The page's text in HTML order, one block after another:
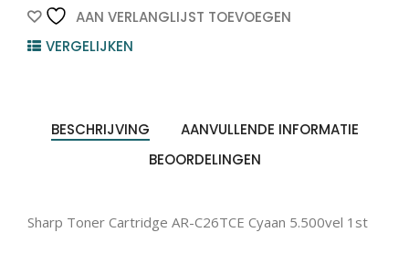
5.500vel
quantity
AAN VERLANGLIJST TOEVOEGEN
VERGELIJKEN
BESCHRIJVING
AANVULLENDE INFORMATIE
BEOORDELINGEN
Sharp Toner Cartridge AR-C26TCE Cyaan 5.500vel 1st
Producten